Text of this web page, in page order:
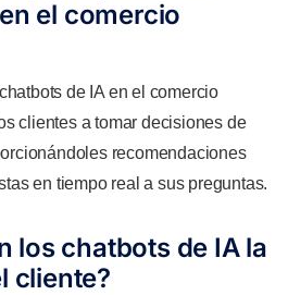
el comercio
de IA en el comercio
clientes a tomar decisiones de
recomendaciones
en tiempo real a sus preguntas.
los chatbots de IA la
cliente?